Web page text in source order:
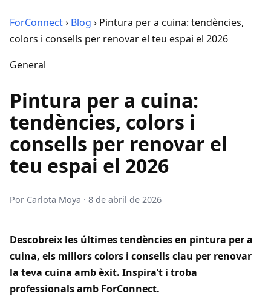
ForConnect› Blog › Pintura per a cuina: tendències,
colors i consells per renovar el teu espai el 2026
General
Pintura per a cuina:
tendències, colors i
consells per renovar el
teu espai el 2026
Por Carlota Moya · 8 de abril de 2026
Descobreix les últimes tendències en pintura per a
cuina, els millors colors i consells clau per renovar
la teva cuina amb èxit. Inspira’t i troba
professionals amb ForConnect.